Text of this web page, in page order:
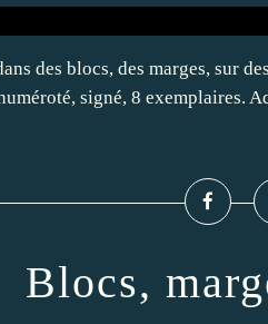
des blocs, des marges, sur
signé, 8 exemplaires.
Blocs,